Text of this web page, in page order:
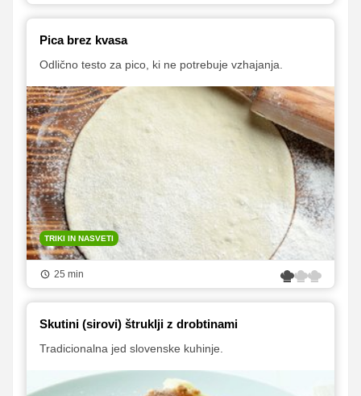
Pica brez kvasa
Odlično testo za pico, ki ne potrebuje vzhajanja.
TRIKI IN NASVETI
25 min
Skutini (sirovi) štruklji z drobtinami
Tradicionalna jed slovenske kuhinje.